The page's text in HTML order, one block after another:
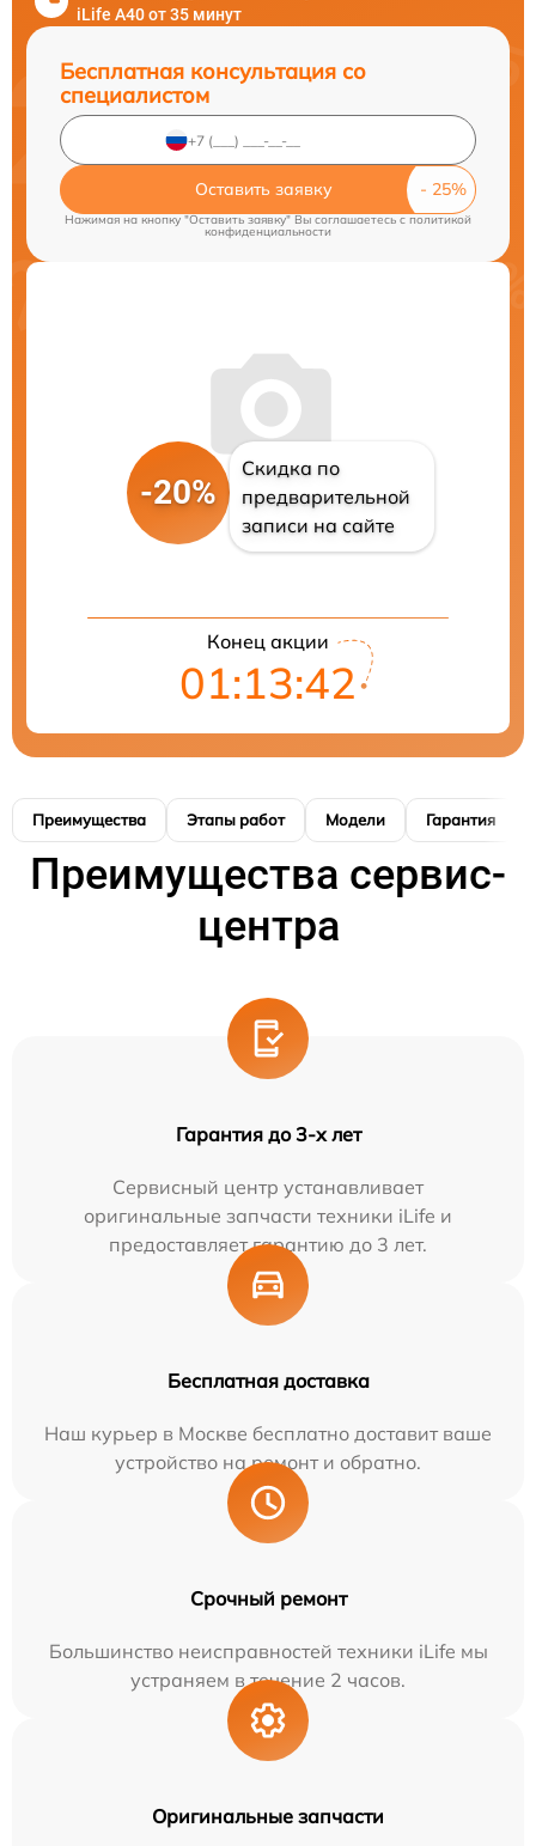
iLife A40 от 35 минут
Бесплатная консультация со
специалистом
Оставить заявку
Нажимая на кнопку "Оставить заявку" Вы соглашаетесь c политикой
конфиденциальности
-20%
Скидка по
предварительной
записи на сайте
Конец акции
01:13:41
Преимущества Этапы работ Модели Гарантия
Преимущества сервис-
центра
Гарантия до 3-х лет
Сервисный центр устанавливает
оригинальные запчасти техники iLife и
предоставляет гарантию до 3 лет.
Бесплатная доставка
Наш курьер в Москве бесплатно доставит ваше
устройство на ремонт и обратно.
Срочный ремонт
Большинство неисправностей техники iLife мы
устраняем в течение 2 часов.
Оригинальные запчасти